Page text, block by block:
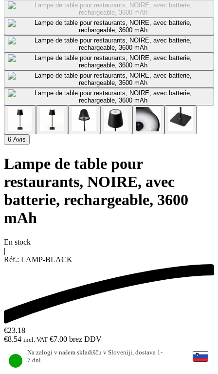
6 Avis
Lampe de table pour
restaurants, NOIRE, avec
batterie, rechargeable, 3600
mAh
En stock
|
Réf.: LAMP-BLACK
€23.18
€8.54 incl. VAT €7.00 brez DDV
Na zalogi v našem skladišču v Sloveniji, dostava 1-
7 dni.